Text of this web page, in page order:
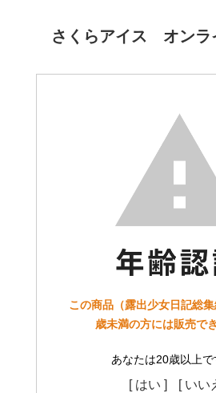
さくらアイス オンラ
この商品（露出少女日記総
歳未満の方には販売で
あなたは20歳以上で
[ はい ] [ いい